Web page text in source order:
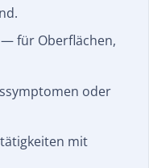
— für Oberflächen,
oder
mit